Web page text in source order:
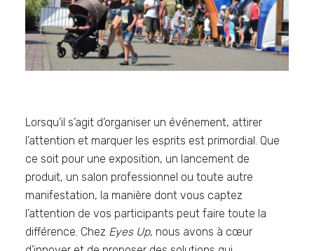
Lorsqu’il s’agit d’organiser un événement, attirer
l’attention et marquer les esprits est primordial. Que
ce soit pour une exposition, un lancement de
produit, un salon professionnel ou toute autre
manifestation, la manière dont vous captez
l’attention de vos participants peut faire toute la
différence. Chez Eyes Up, nous avons à cœur